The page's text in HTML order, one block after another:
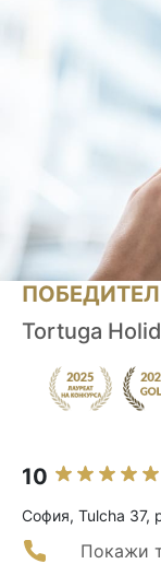
Tortuga
10
София, Tulcha 37,
Покажи